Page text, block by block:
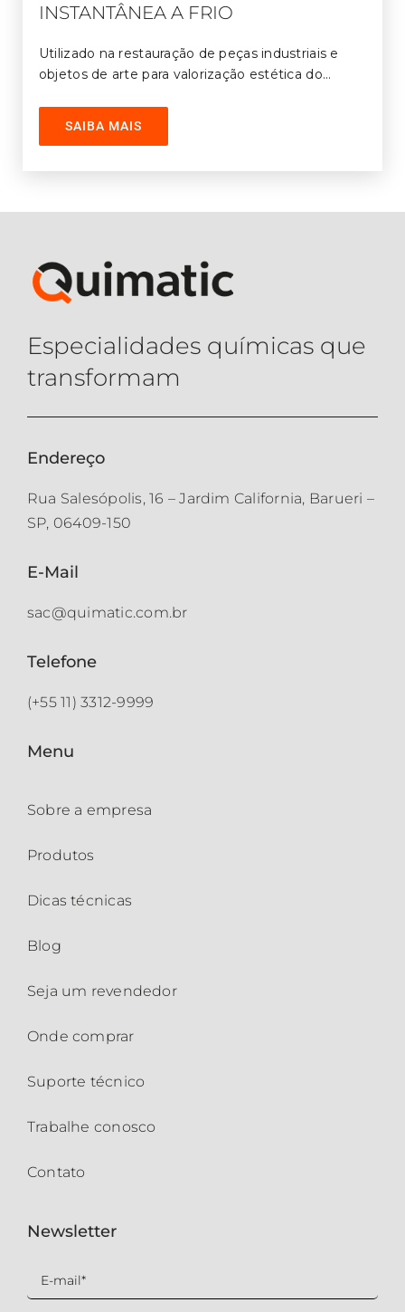
INSTANTÂNEA A FRIO
Utilizado na restauração de peças industriais e
objetos de arte para valorização estética do
SAIBA MAIS
Especialidades químicas que
transformam
Endereço
Rua Salesópolis, 16 – Jardim California, Barueri –
SP, 06409-150
E-Mail
sac@quimatic.com.br
Telefone
(+55 11) 3312-9999
Menu
Sobre a empresa
Produtos
Dicas técnicas
Blog
Seja um revendedor
Onde comprar
Suporte técnico
Trabalhe conosco
Contato
Newsletter